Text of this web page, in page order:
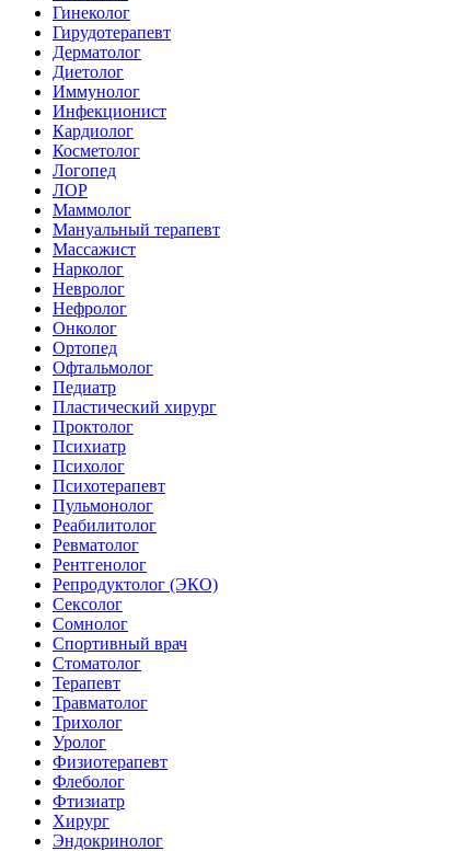
Гинеколог
Гирудотерапевт
Дерматолог
Диетолог
Иммунолог
Инфекционист
Кардиолог
Косметолог
Логопед
ЛОР
Маммолог
Мануальный терапевт
Массажист
Нарколог
Невролог
Нефролог
Онколог
Ортопед
Офтальмолог
Педиатр
Пластический хирург
Проктолог
Психиатр
Психолог
Психотерапевт
Пульмонолог
Реабилитолог
Ревматолог
Рентгенолог
Репродуктолог (ЭКО)
Сексолог
Сомнолог
Спортивный врач
Стоматолог
Терапевт
Травматолог
Трихолог
Уролог
Физиотерапевт
Флеболог
Фтизиатр
Хирург
Эндокринолог